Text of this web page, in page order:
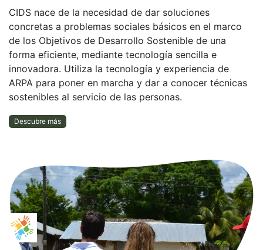
CIDS nace de la necesidad de dar soluciones
concretas a problemas sociales básicos en el marco
de los Objetivos de Desarrollo Sostenible de una
forma eficiente, mediante tecnología sencilla e
innovadora. Utiliza la tecnología y experiencia de
ARPA para poner en marcha y dar a conocer técnicas
sostenibles al servicio de las personas.
Descubre más